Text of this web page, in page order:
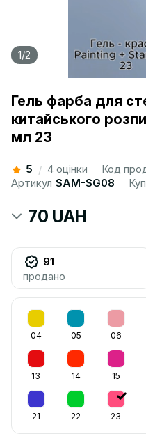
1/2
Гель фарба для
китайського
мл 23
5 / 4 оцінки Код
Артикул SAM-SG08
70 UAH
91
продано
04 05 06
13 14 15
21 22 23